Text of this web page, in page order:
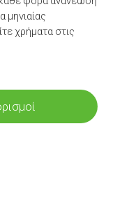
χρήματα στις